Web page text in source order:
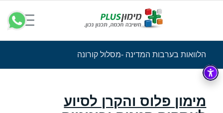
הלוואות בערבות המדינה -מסלול קורונה
מימון פלוס והקרן לסיוע